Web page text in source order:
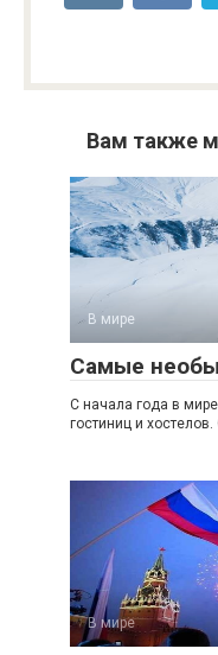
Вам также
В мире
Самые
С начала года в
гостиниц и
В мире